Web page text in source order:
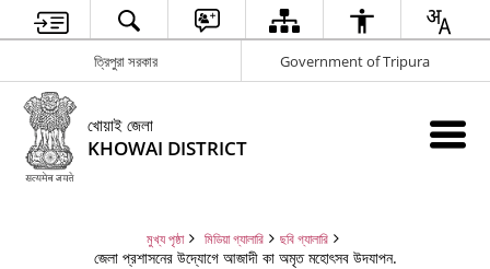
ত্রিপুরা সরকার Government of Tripura
খোয়াই জেলা
KHOWAI DISTRICT
মুখ্য পৃষ্ঠা মিডিয়া গ্যালারি ছবি গ্যালারি
জেলা প্রশাসনের উদ্যোগে আজাদী কা অমৃত মহোৎসব উদযাপন.